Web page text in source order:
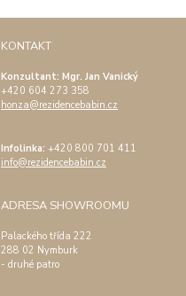
KONTAKT
Konzultant: Mgr. Jan Vanický
+420 604 273 358
honza@rezidencebabin.cz
Infolinka: +420 800 701 411
info@rezidencebabin.cz
ADRESA SHOWROOMU
Palackého třída 222
288 02 Nymburk
- druhé patro